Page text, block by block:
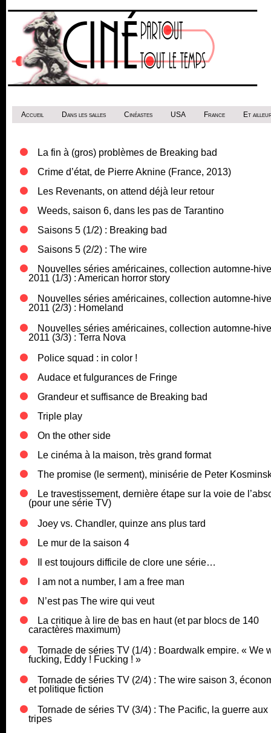
Accueil Dans les salles Cinéastes USA France Et
La fin à (gros) problèmes de Breaking bad
Crime d’état, de Pierre Aknine (France, 2013)
Les Revenants, on attend déjà leur retour
Weeds, saison 6, dans les pas de Tarantino
Saisons 5 (1/2) : Breaking bad
Saisons 5 (2/2) : The wire
Nouvelles séries américaines, collection automne-
2011 (1/3) : American horror story
Nouvelles séries américaines, collection automne-
2011 (2/3) : Homeland
Nouvelles séries américaines, collection automne-
2011 (3/3) : Terra Nova
Police squad : in color !
Audace et fulgurances de Fringe
Grandeur et suffisance de Breaking bad
Triple play
On the other side
Le cinéma à la maison, très grand format
The promise (le serment), minisérie de Peter
Le travestissement, dernière étape sur la voie de
(pour une série TV)
Joey vs. Chandler, quinze ans plus tard
Le mur de la saison 4
Il est toujours difficile de clore une série…
I am not a number, I am a free man
N’est pas The wire qui veut
La critique à lire de bas en haut (et par blocs de 140
caractères maximum)
Tornade de séries TV (1/4) : Boardwalk empire. « We
fucking, Eddy ! Fucking ! »
Tornade de séries TV (2/4) : The wire saison 3,
et politique fiction
Tornade de séries TV (3/4) : The Pacific, la guerre aux
tripes